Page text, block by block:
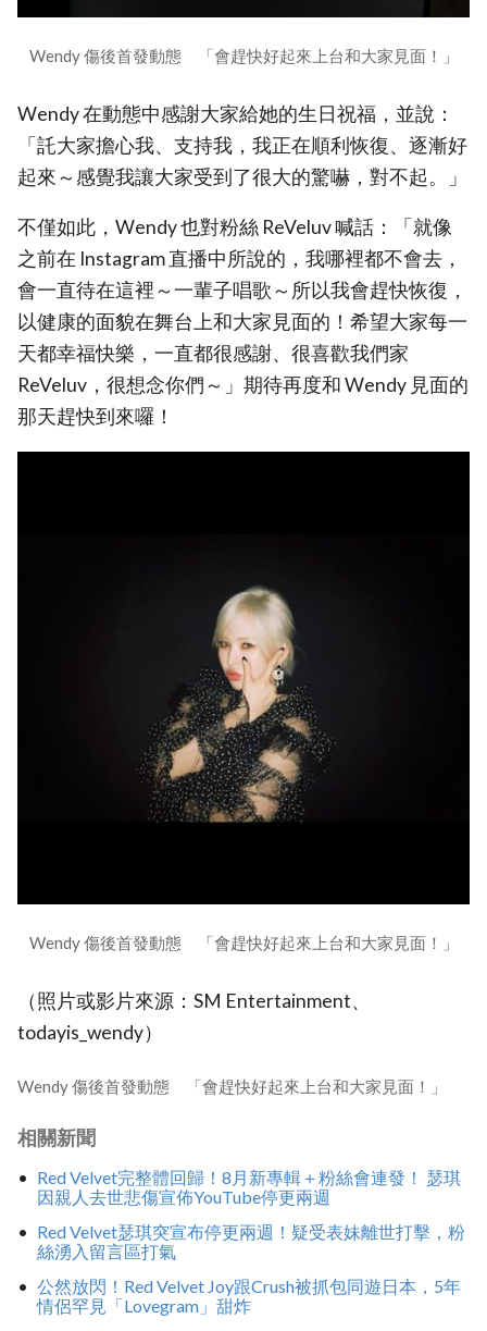
Wendy 傷後首發動態 「會趕快好起來上台和大家見面！」
Wendy 在動態中感謝大家給她的生日祝福，並說：
「託大家擔心我、支持我，我正在順利恢復、逐漸好
起來～感覺我讓大家受到了很大的驚嚇，對不起。」
不僅如此，Wendy 也對粉絲 ReVeluv 喊話：「就像
之前在 Instagram 直播中所說的，我哪裡都不會去，
會一直待在這裡～一輩子唱歌～所以我會趕快恢復，
以健康的面貌在舞台上和大家見面的！希望大家每一
天都幸福快樂，一直都很感謝、很喜歡我們家
ReVeluv，很想念你們～」期待再度和 Wendy 見面的
那天趕快到來囉！
Wendy 傷後首發動態 「會趕快好起來上台和大家見面！」
（照片或影片來源：SM Entertainment、
todayis_wendy）
Wendy 傷後首發動態 「會趕快好起來上台和大家見面！」
相關新聞
Red Velvet完整體回歸！8月新專輯＋粉絲會連發！ 瑟琪
因親人去世悲傷宣佈YouTube停更兩週
Red Velvet瑟琪突宣布停更兩週！疑受表妹離世打擊，粉
絲湧入留言區打氣
公然放閃！Red Velvet Joy跟Crush被抓包同遊日本，5年
情侶罕見「Lovegram」甜炸